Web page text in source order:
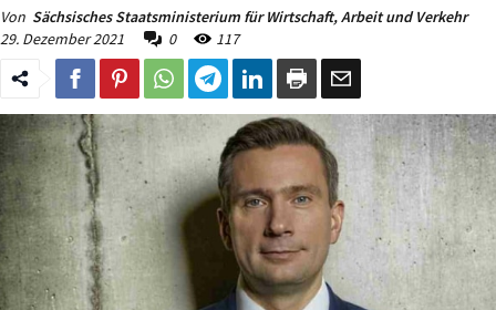
Von Sächsisches Staatsministerium für Wirtschaft, Arbeit und Verkehr
29. Dezember 2021
0 117